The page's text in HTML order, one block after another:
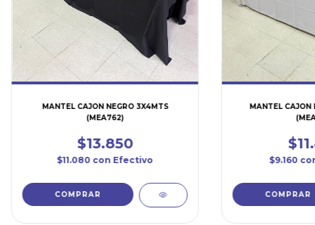
MANTEL CAJON NEGRO 3X4MTS
(MEA762)
$13.850
$11.080 con Efectivo
MANTEL CAJON
$9.160